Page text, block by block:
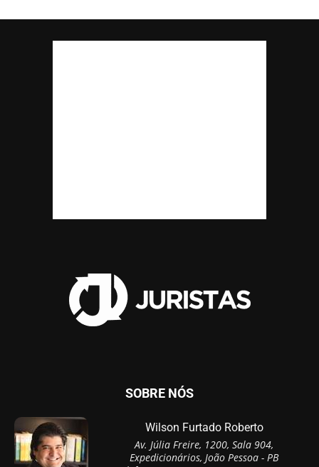
SOBRE NÓS
Wilson Furtado Roberto
Av. Júlia Freire, 1200, Sala 904,
Expedicionários, João Pessoa - PB